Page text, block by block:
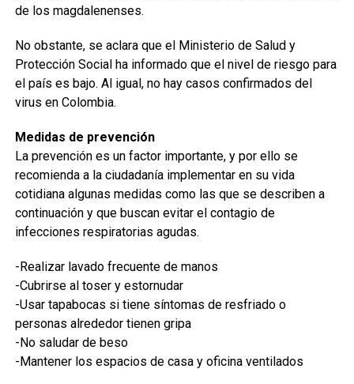
de los magdalenenses.
No obstante, se aclara que el Ministerio de Salud y
Protección Social ha informado que el nivel de riesgo para
el país es bajo. Al igual, no hay casos confirmados del
virus en Colombia.
Medidas de prevención
La prevención es un factor importante, y por ello se
recomienda a la ciudadanía implementar en su vida
cotidiana algunas medidas como las que se describen a
continuación y que buscan evitar el contagio de
infecciones respiratorias agudas.
-Realizar lavado frecuente de manos
-Cubrirse al toser y estornudar
-Usar tapabocas si tiene síntomas de resfriado o
personas alrededor tienen gripa
-No saludar de beso
-Mantener los espacios de casa y oficina ventilados